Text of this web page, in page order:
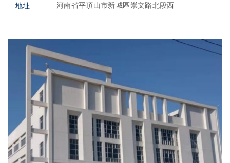
地址 河南省平頂山市新城區崇文路北段西